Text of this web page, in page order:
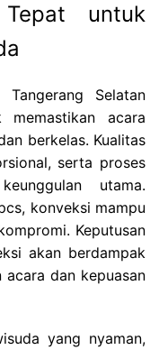
Tepat untuk
Selatan
acara
berkelas. Kualitas
serta proses
utama.
konveksi mampu
Keputusan
akan berdampak
acara dan kepuasan
yang nyaman,